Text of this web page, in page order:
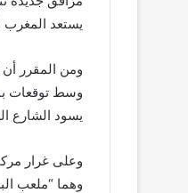
يستعد المغرب
وسط توقعات
يسود الشارع
وعلى غرار
وهما “ملعب